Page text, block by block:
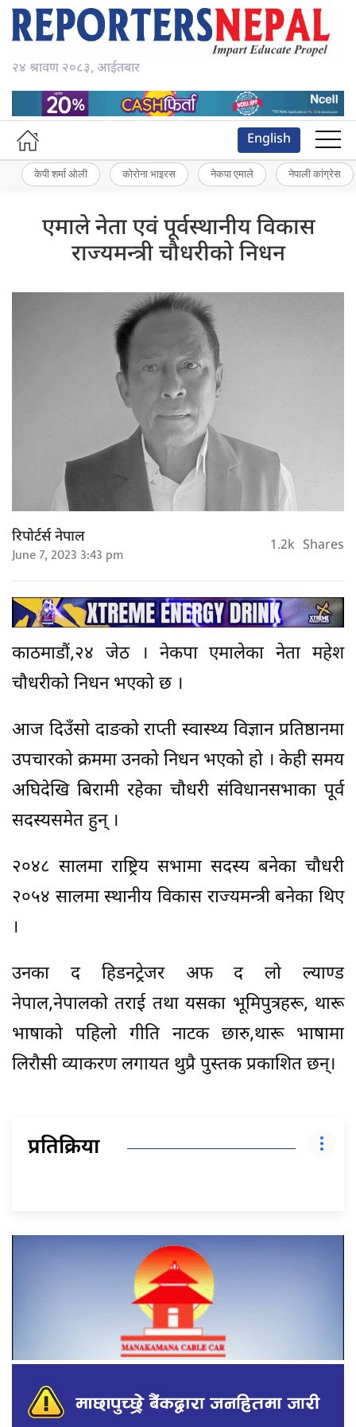
२४ श्रावण २०८३, आईतबार
English
केपी शर्मा ओली कोरोना भाइरस नेकपा एमाले नेपाली कांग्रेस
एमाले नेता एवं पूर्वस्थानीय विकास
राज्यमन्त्री चौधरीको निधन
रिपोर्टर्स नेपाल
June 7, 2023 3:43 pm 1.2k Shares
काठमाडौं,२४ जेठ । नेकपा एमालेका नेता महेश
चौधरीको निधन भएको छ ।
आज दिउँसो दाङको राप्ती स्वास्थ्य विज्ञान प्रतिष्ठानमा
उपचारको क्रममा उनको निधन भएको हो । केही समय
अघिदेखि बिरामी रहेका चौधरी संविधानसभाका पूर्व
सदस्यसमेत हुन् ।
२०४८ सालमा राष्ट्रिय सभामा सदस्य बनेका चौधरी
२०५४ सालमा स्थानीय विकास राज्यमन्त्री बनेका थिए
।
उनका द हिडनट्रेजर अफ द लो ल्याण्ड
नेपाल,नेपालको तराई तथा यसका भूमिपुत्रहरू, थारू
भाषाको पहिलो गीति नाटक छारु,थारू भाषामा
लिरौसी व्याकरण लगायत थुप्रै पुस्तक प्रकाशित छन्।
प्रतिक्रिया